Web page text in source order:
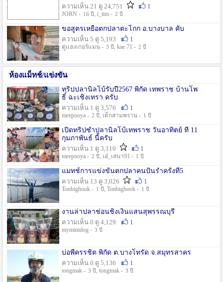
ความเห็น 21 ดู 24,751
1
JORN - 16 ปี , i_tim - 2 ปี
ขอสูตรเหยื่อตกปลาตะโกก อ.บางบาล คับ
ความเห็น 5 ดู 5,193
1
ตู่แฮงเกอร์แมน - 3 ปี , kae 71 - 2 ปี
ห้องแม็ทช์/แข่งขัน
ทริปปลานิลโบ้รับปี2567 พิกัด เทพราช บ้านโพ
ธิ์ ฉะเชิงเทรา ครับ
ความเห็น 1 ดู 3,576
1
meepooya - 2 ปี , เด็กสามพราน - 1 ปี
เปิดทริปซ้ำปลานิลโบ้เทพราช วันอาทิตย์ ที่ 11
กุมภาพันธ์ นี้ครับ
ความเห็น 1 ดู 3,110
1
meepooya - 2 ปี , เอ๋_เสนา91 - 1 ปี
แมทช์การแข่งขั้นตกปลาคนปั้นรำครั้งที่5
ความเห็น 13 ดู 3,026
1
Tonbighook - 1 ปี , Tonbighook - 1 ปี
งานล่าปลาช่อนชิงเงินแสนสุพรรณบุรี
ความเห็น 0 ดู 4,129
1
myminidog - 3 ปี
บ่อพี่ครรชิต พิกัด ต.บางโทรัด จ.สมุทรสาคร
ความเห็น 0 ดู 5,136
1
tongmak - 3 ปี , tongmak - 3 ปี